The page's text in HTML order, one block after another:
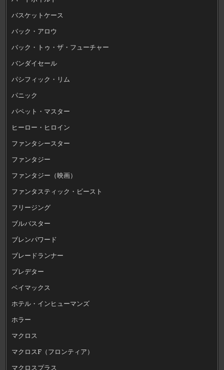
バスケットケース
バック・アロウ
バック・トゥ・ザ・フューチャー
バンダイセール
パシフィック・リム
パニック
パペット・マスター
ヒーロー・ヒロイン
ファンタシースター
ファンタジー
ファンタジー（映画）
ファンタスティック・ビースト
フリージング
ブルバスター
ブレンパワード
ブレードランナー
プレデター
ベイマックス
ホテル・インヒューマンズ
ホラー
マクロス
マクロスF（フロンティア）
マクロスプラス